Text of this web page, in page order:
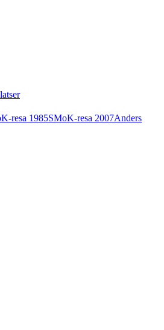
resa 1985SMoK-resa 2007Anders